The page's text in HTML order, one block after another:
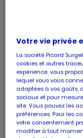
+33 5 49 90
Les horaires de
CHATELLERAULT
Horaires
d'ouverture
d'aujourd'hui
Lundi
Horaires
d'ouverture
d'aujourd'hui
Mardi
Horaires
Mercredi
Votre vie privée
La société Picard
cookies et autres
expérience, vous
lequel vous vous
adaptées à vos goûts,
sociaux et pour
site. Vous pouvez les
préférences. Pour les
votre consentement
modifier à tout